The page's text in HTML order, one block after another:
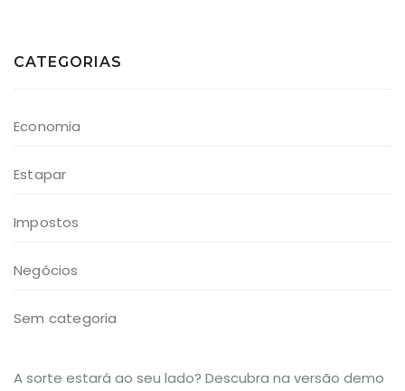
CATEGORIAS
Economia
Estapar
Impostos
Negócios
Sem categoria
A sorte estará ao seu lado? Descubra na versão demo